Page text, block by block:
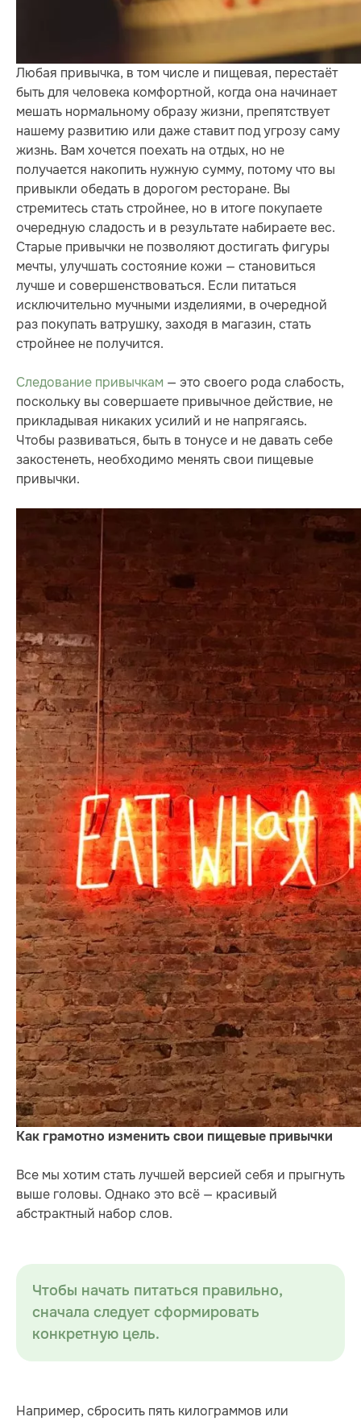
Любая привычка, в том числе и пищевая, перестаёт
быть для человека комфортной, когда она начинает
мешать нормальному образу жизни, препятствует
нашему развитию или даже ставит под угрозу саму
жизнь. Вам хочется поехать на отдых, но не
получается накопить нужную сумму, потому что вы
привыкли обедать в дорогом ресторане. Вы
стремитесь стать стройнее, но в итоге покупаете
очередную сладость и в результате набираете вес.
Старые привычки не позволяют достигать фигуры
мечты, улучшать состояние кожи — становиться
лучше и совершенствоваться. Если питаться
исключительно мучными изделиями, в очередной
раз покупать ватрушку, заходя в магазин, стать
стройнее не получится.
Следование привычкам — это своего рода слабость,
поскольку вы совершаете привычное действие, не
прикладывая никаких усилий и не напрягаясь.
Чтобы развиваться, быть в тонусе и не давать себе
закостенеть, необходимо менять свои пищевые
привычки.
Как грамотно изменить свои пищевые привычки
Все мы хотим стать лучшей версией себя и прыгнуть
выше головы. Однако это всё — красивый
абстрактный набор слов.
Чтобы начать питаться правильно,
сначала следует сформировать
конкретную цель.
Например, сбросить пять килограммов или